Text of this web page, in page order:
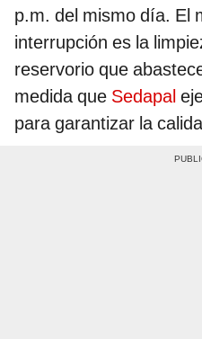
p.m. del mismo día. El
interrupción es la
reservorio que
medida que Sedapal
para garantizar la